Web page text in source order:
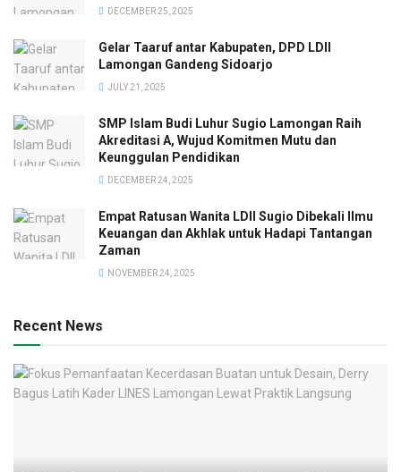
DECEMBER 25, 2025
Gelar Taaruf antar Kabupaten, DPD LDII
Lamongan Gandeng Sidoarjo
JULY 21, 2025
SMP Islam Budi Luhur Sugio Lamongan Raih
Akreditasi A, Wujud Komitmen Mutu dan
Keunggulan Pendidikan
DECEMBER 24, 2025
Empat Ratusan Wanita LDII Sugio Dibekali Ilmu
Keuangan dan Akhlak untuk Hadapi Tantangan
Zaman
NOVEMBER 24, 2025
Recent News